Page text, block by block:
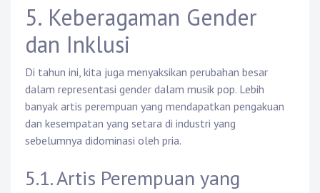
5. Keberagaman Gender
dan Inklusi
Di tahun ini, kita juga menyaksikan perubahan besar
dalam representasi gender dalam musik pop. Lebih
banyak artis perempuan yang mendapatkan pengakuan
dan kesempatan yang setara di industri yang
sebelumnya didominasi oleh pria.
5.1. Artis Perempuan yang